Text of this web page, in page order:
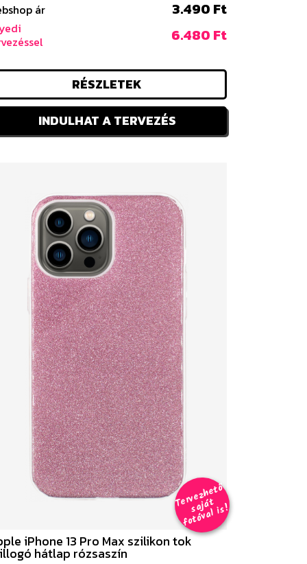
ár 3.490 Ft
6.480 Ft
RÉSZLETEK
INDULHAT A TERVEZÉS
T
er
v
e
z
h
e
t
ő
s
aj
á
t
f
o
t
ó
v
al i
s
!
iPhone 13 Pro Max szilikon tok
hátlap rózsaszín